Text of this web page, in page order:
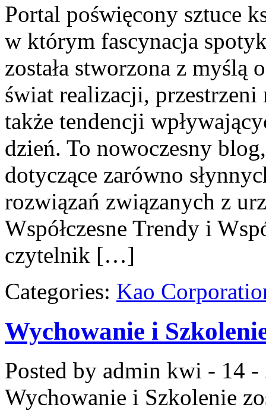
Portal poświęcony sztuce
w którym fascynacja
została stworzona z myślą
świat realizacji,
także tendencji
dzień. To nowoczesny
dotyczące zarówno
rozwiązań związanych z
Współczesne Trendy i
czytelnik […]
Categories: Kao
Wychowanie i
Posted by admin kwi - 14 -
Wychowanie i Szkolenie